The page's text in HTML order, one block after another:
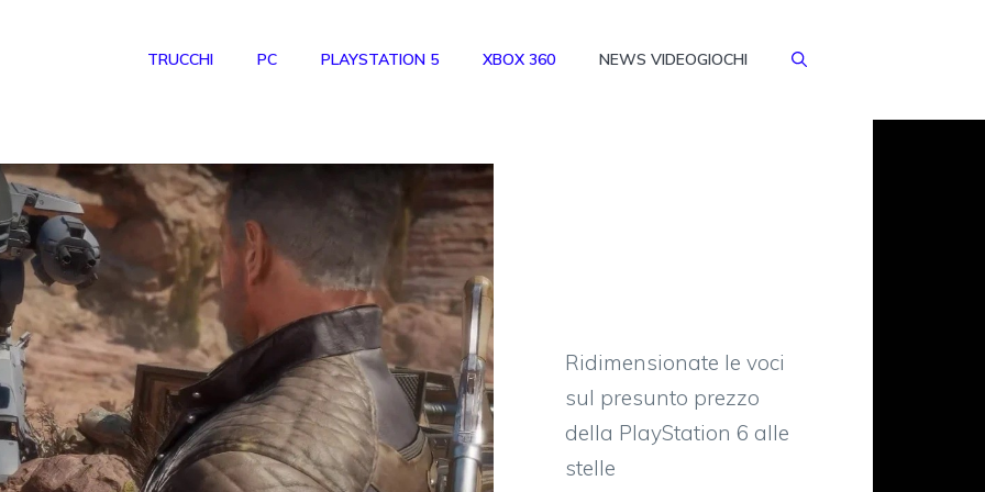
TRUCCHI PC PLAYSTATION 5 XBOX 360 NEWS VIDEOGIOCHI
Ridimensionate le voci
sul presunto prezzo
della PlayStation 6 alle
stelle